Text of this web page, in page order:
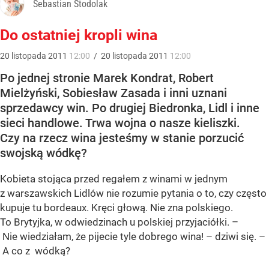
Sebastian Stodolak
Do ostatniej kropli wina
20 listopada 2011 12:00 / 20 listopada 2011 12:00
Po jednej stronie Marek Kondrat, Robert
Mielżyński, Sobiesław Zasada i inni uznani
sprzedawcy win. Po drugiej Biedronka, Lidl i inne
sieci handlowe. Trwa wojna o nasze kieliszki.
Czy na rzecz wina jesteśmy w stanie porzucić
swojską wódkę?
Kobieta stojąca przed regałem z winami w jednym
z warszawskich Lidlów nie rozumie pytania o to, czy często
kupuje tu bordeaux. Kręci głową. Nie zna polskiego.
To Brytyjka, w odwiedzinach u polskiej przyjaciółki. –
Nie wiedziałam, że pijecie tyle dobrego wina! – dziwi się. –
A co z wódką?